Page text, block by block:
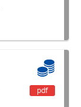
pdf